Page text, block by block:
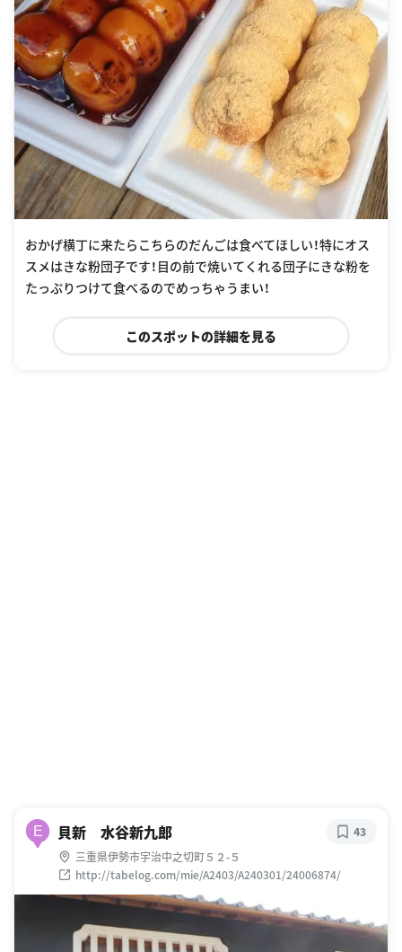
おかげ横丁に来たらこちらのだんごは食べてほしい！特にオス
スメはきな粉団子です！目の前で焼いてくれる団子にきな粉を
たっぷりつけて食べるのでめっちゃうまい！
このスポットの詳細を見る
E 貝新 水谷新九郎
三重県伊勢市宇治中之切町５２-５
http://tabelog.com/mie/A2403/A240301/24006874/
43